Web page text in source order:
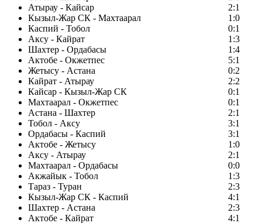
Атырау - Кайсар
2:1
Кызыл-Жар СК - Махтаарал
1:0
Каспий - Тобол
0:1
Аксу - Кайрат
1:3
Шахтер - Ордабасы
1:4
Актобе - Окжетпес
5:1
Жетысу - Астана
0:2
Кайрат - Атырау
2:2
Кайсар - Кызыл-Жар СК
0:1
Махтаарал - Окжетпес
0:1
Астана - Шахтер
2:1
Тобол - Аксу
3:1
Ордабасы - Каспий
3:1
Актобе - Жетысу
1:0
Аксу - Атырау
2:1
Махтаарал - Ордабасы
0:0
Акжайык - Тобол
1:3
Тараз - Туран
2:3
Кызыл-Жар СК - Каспий
4:1
Шахтер - Астана
2:3
Актобе - Кайрат
4:1